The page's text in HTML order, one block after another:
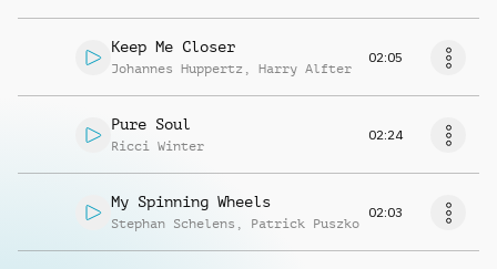
Keep Me Closer
Johannes Huppertz , Harry Alfter
02:05
Pure Soul
Ricci Winter
02:24
My Spinning Wheels
Stephan Schelens , Patrick Puszko
02:03